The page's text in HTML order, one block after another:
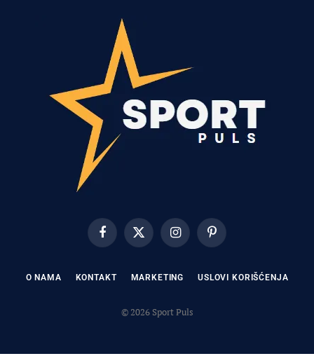
FacebookX
(Twitter)
InstagramPinterest
O NAMA KONTAKT MARKETING USLOVI KORIŠĆENJA
© 2026 Sport Puls